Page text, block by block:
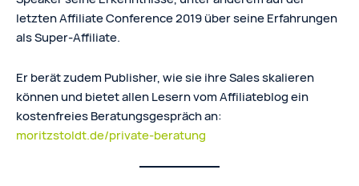
letzten Affiliate Conference 2019 über seine Erfahrungen
als Super-Affiliate.
Er berät zudem Publisher, wie sie ihre Sales skalieren
können und bietet allen Lesern vom Affiliateblog ein
kostenfreies Beratungsgespräch an:
moritzstoldt.de/private-beratung